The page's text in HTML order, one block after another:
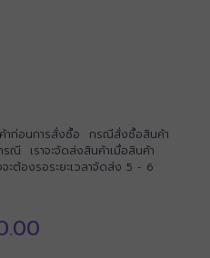
าก่อนการสั่งซื้อ กรณีสั่งซื้อสินค้า
ณี เราจะจัดส่งสินค้าเมื่อสินค้า
ะต้องรอระยะเวลาจัดส่ง 5 - 6